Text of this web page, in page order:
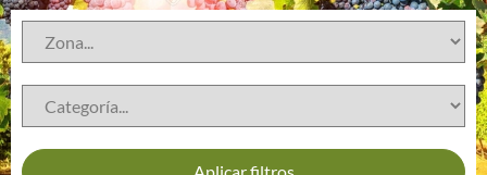
Aplicar filtros